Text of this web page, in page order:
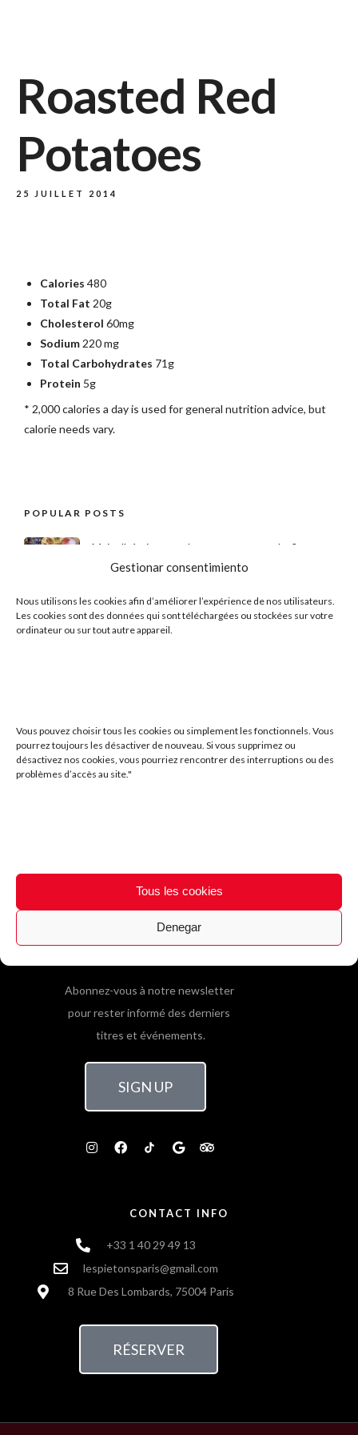
Gestionar consentimiento
Nous utilisons les cookies afin d’améliorer l’expérience de nos utilisateurs.
Les cookies sont des données qui sont téléchargées ou stockées sur votre
ordinateur ou sur tout autre appareil.
Vous pouvez choisir tous les cookies ou simplement les fonctionnels. Vous
pourrez toujours les désactiver de nouveau. Si vous supprimez ou
désactivez nos cookies, vous pourriez rencontrer des interruptions ou des
problèmes d’accès au site."
Tous les cookies
Denegar
Roasted Red
Potatoes
25 JUILLET 2014
Calories 480
Total Fat 20g
Cholesterol 60mg
Sodium 220 mg
Total Carbohydrates 71g
Protein 5g
* 2,000 calories a day is used for general nutrition advice, but
calorie needs vary.
POPULAR POSTS
Mais d'où viennent les tapas espagnoles?
17 JUIN 2019
Les secrets de la meilleure paella de Paris !
Abonnez-vous à notre newsletter
pour rester informé des derniers
titres et événements.
SIGN UP
CONTACT INFO
+33 1 40 29 49 13
lespietonsparis@gmail.com
8 Rue Des Lombards, 75004 Paris
RÉSERVER